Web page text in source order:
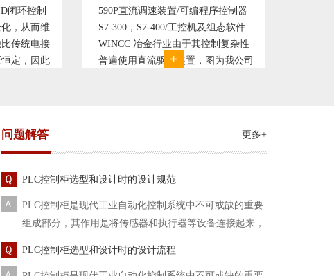
序控制器
组态软件
制复杂性
为我公司
丹佛斯变频器VLT5000， RKC温控
仪表， 西门子可编程序控制器S7-
200， 工控组态软件WINCC或
Protool或组态王。 使用在生产塑料
问题解答 更多+
PLC控制柜选型和设计时的设计规范
PLC控制柜是现代工业自动化控制系统中不可或缺的重要
组成部分，其作用是将传感器和执行器等设备连接起来，
PLC控制柜选型和设计时的设计流程